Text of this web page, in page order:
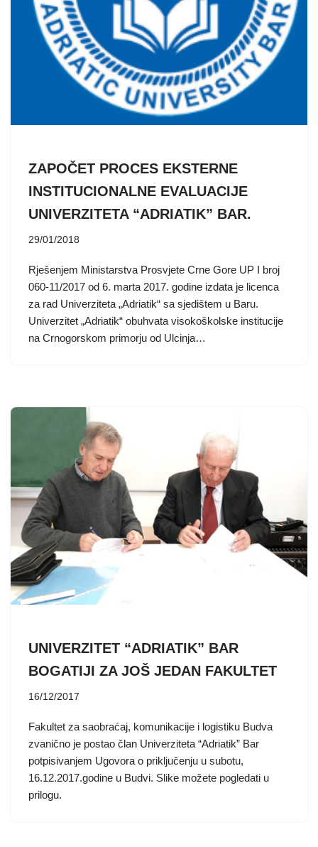
ZAPOČET PROCES EKSTERNE
INSTITUCIONALNE EVALUACIJE
UNIVERZITETA “ADRIATIK” BAR.
29/01/2018
Rješenjem Ministarstva Prosvjete Crne Gore UP I broj
060-11/2017 od 6. marta 2017. godine izdata je licenca
za rad Univerziteta „Adriatik“ sa sjedištem u Baru.
Univerzitet „Adriatik“ obuhvata visokoškolske institucije
na Crnogorskom primorju od Ulcinja…
UNIVERZITET “ADRIATIK” BAR
BOGATIJI ZA JOŠ JEDAN FAKULTET
16/12/2017
Fakultet za saobraćaj, komunikacije i logistiku Budva
zvanično je postao član Univerziteta “Adriatik” Bar
potpisivanjem Ugovora o priključenju u subotu,
16.12.2017.godine u Budvi. Slike možete pogledati u
prilogu.